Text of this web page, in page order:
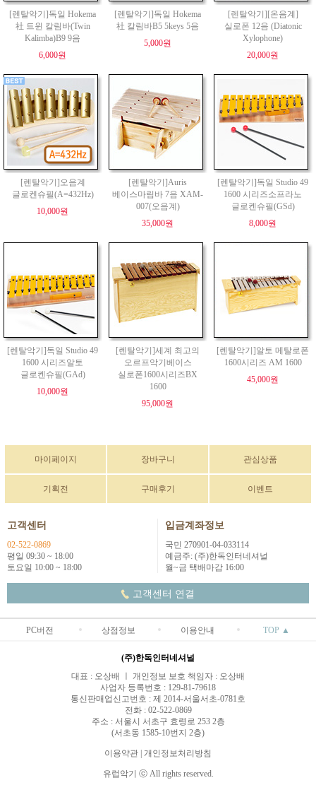
[렌탈악기]독일 Hokema
社 트윈 칼림바(Twin
Kalimba)B9 9음
6,000원
[렌탈악기]독일 Hokema
社 칼림바B5 5keys 5음
5,000원
[렌탈악기][온음계]
실로폰 12음 (Diatonic
Xylophone)
20,000원
[렌탈악기]오음계
글로켄슈필(A=432Hz)
10,000원
[렌탈악기]Auris
베이스마림바 7음 XAM-
007(오음계)
35,000원
[렌탈악기]독일 Studio 49
1600 시리즈소프라노
글로켄슈필(GSd)
8,000원
[렌탈악기]독일 Studio 49
1600 시리즈알토
글로켄슈필(GAd)
10,000원
[렌탈악기]세계 최고의
오르프악기베이스
실로폰1600시리즈BX
1600
95,000원
[렌탈악기]알토 메탈로폰
1600시리즈 AM 1600
45,000원
마이페이지 장바구니 관심상품
기획전 구매후기 이벤트
고객센터
02-522-0869
평일 09:30 ~ 18:00
토요일 10:00 ~ 18:00
입금계좌정보
국민 270901-04-033114
예금주: (주)한독인터네셔널
월~금 택배마감 16:00
고객센터 연결
PC버전 상점정보 이용안내 TOP ▲
(주)한독인터네셔널
대표 : 오상배 ㅣ 개인정보 보호 책임자 : 오상배
사업자 등록번호 : 129-81-79618
통신판매업신고번호 : 제 2014-서울서초-0781호
전화 : 02-522-0869
주소 : 서울시 서초구 효령로 253 2층
(서초동 1585-10번지 2층)
이용약관 개인정보처리방침
유럽악기 ⓒ All rights reserved.